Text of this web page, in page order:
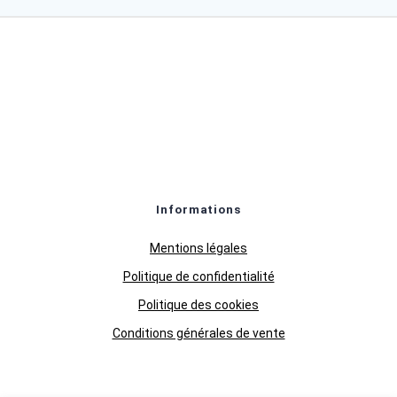
Informations
Mentions légales
Politique de confidentialité
Politique des cookies
Conditions générales de vente